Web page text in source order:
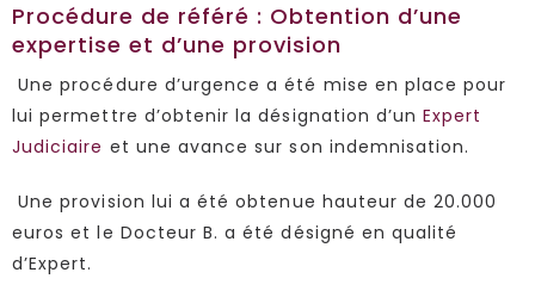
Procédure de référé : Obtention d’une
expertise et d’une provision
Une procédure d’urgence a été mise en place pour
lui permettre d’obtenir la désignation d’unExpert
Judiciaire et une avance sur son indemnisation.
Une provision lui a été obtenue hauteur de 20.000
euros et le Docteur B. a été désigné en qualité
d’Expert.